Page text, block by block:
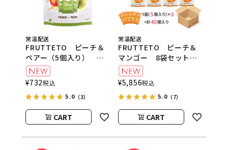
常温配送
FRUTTETO ピーチ＆
ペアー（5個入り）
FRUTTETO（フルッテ
ート）
¥732税込
5.0 （3）
CART
常温配送
FRUTTETO ピーチ＆
マンゴー 8袋セット
FRUTTETO（フルッテ
ート）
¥5,856税込
5.0（7）
CART